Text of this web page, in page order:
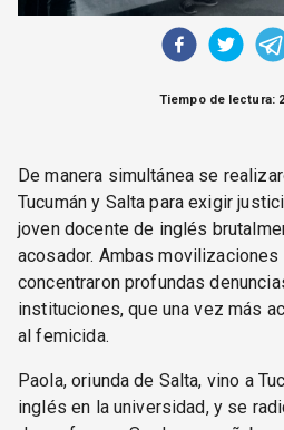
Tiempo de lectura:
De manera simultánea se
Tucumán y Salta para exigir
joven docente de inglés
acosador. Ambas
concentraron profundas
instituciones, que una vez más
al femicida.
Paola, oriunda de Salta, vino a
inglés en la universidad, y se